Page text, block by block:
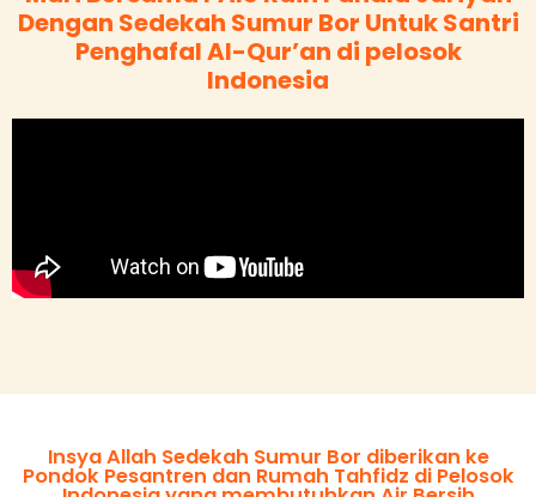
Dengan Sedekah Sumur Bor Untuk Santri
Penghafal Al-Qur’an di pelosok
Indonesia
Insya Allah Sedekah Sumur Bor diberikan ke
Pondok Pesantren dan Rumah Tahfidz di Pelosok